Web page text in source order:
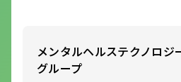
メンタルヘルステクノロジ
グループ